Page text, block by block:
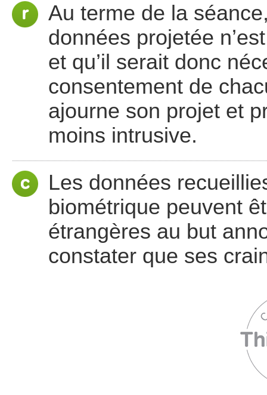
Au terme de la
données projetée
et qu’il serait donc
consentement de
ajourne son projet et
moins intrusive.
Les données
biométrique peuvent
étrangères au but
constater que ses